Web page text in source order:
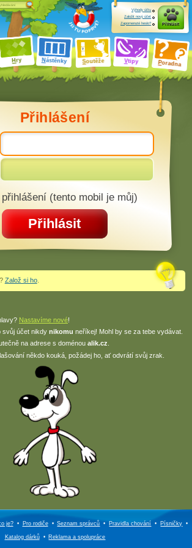
Hry Nástěnky Soutěže Vtipy Poradna
Výhody účtu
Založit nový účet
Zapomenuté heslo?
Přihlásit
Přihlášení
(tento mobil je můj)
Přihlásit
Založ si ho.
Nastavíme nové!
svůj účet nikdy nikomu neříkej! Mohl by se za tebe vydávat.
na adrese s doménou alik.cz
někdo kouká, požádej ho, ať odvrátí svůj zrak.
je? • Pro rodiče • Seznam správců • Pravidla chování • Písničky •
Katalog dárků • Reklama aspolupráce